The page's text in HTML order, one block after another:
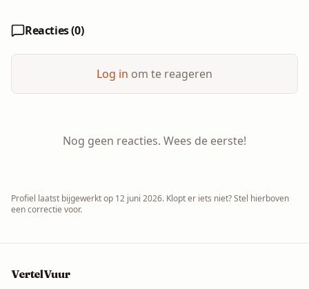
Reacties (0)
Log in om te reageren
Nog geen reacties. Wees de eerste!
Profiel laatst bijgewerkt op 12 juni 2026. Klopt er iets niet? Stel hierboven
een correctie voor.
VertelVuur